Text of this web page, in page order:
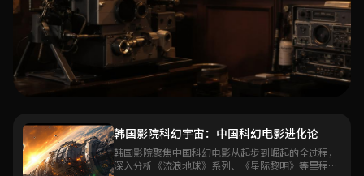
专题
韩国影院华语电影百年专题
韩国影院科幻宇宙：中国科幻电影进化论
韩国影院聚焦中国科幻电影从起步到崛起的全过程，
深入分析《流浪地球》系列、《星际黎明》等里程碑